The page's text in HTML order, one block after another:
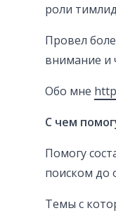
роли
Провел
внимание и
Обо мне
С чем
Помогу
поиском до
Темы с